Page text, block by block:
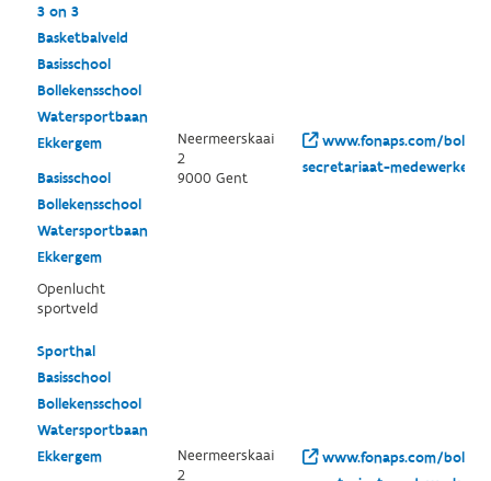
3 on 3
Basketbalveld
Basisschool
Bollekensschool
Watersportbaan
Ekkergem
Basisschool
Bollekensschool
Watersportbaan
Ekkergem
Openlucht
sportveld
Neermeerskaai
2
9000 Gent
www.fonaps.com/
secretariaat-medewerkers
Sporthal
Basisschool
Bollekensschool
Watersportbaan
Ekkergem
Neermeerskaai
2
www.fonaps.com/